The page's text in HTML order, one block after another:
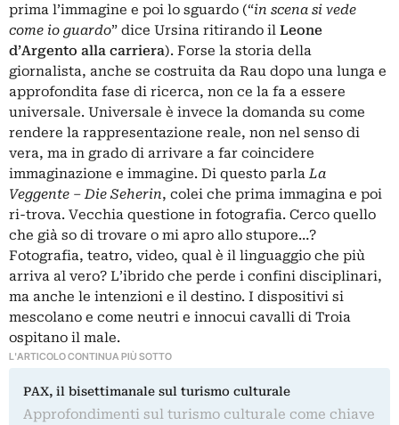
prima l’immagine e poi lo sguardo (“in scena si vede
come io guardo” dice Ursina ritirando il Leone
d’Argento alla carriera). Forse la storia della
giornalista, anche se costruita da Rau dopo una lunga e
approfondita fase di ricerca, non ce la fa a essere
universale. Universale è invece la domanda su come
rendere la rappresentazione reale, non nel senso di
vera, ma in grado di arrivare a far coincidere
immaginazione e immagine. Di questo parlaLa
Veggente –Die Seherin, colei che prima immagina e poi
ri-trova. Vecchia questione in fotografia. Cerco quello
che già so di trovare o mi apro allo stupore…?
Fotografia, teatro, video, qual è il linguaggio che più
arriva al vero? L’ibrido che perde i confini disciplinari,
ma anche le intenzioni e il destino. I dispositivi si
mescolano e come neutri e innocui cavalli di Troia
ospitano il male.
L'ARTICOLO CONTINUA PIÙ SOTTO
PAX, il bisettimanale sul turismo culturale
Approfondimenti sul turismo culturale come chiave